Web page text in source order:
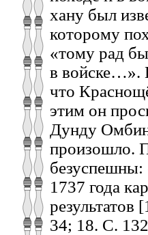
хану был
которому
«тому рад
в войске…».
что
этим он
Дунду
произошло.
безуспешны:
1737 года
34; 18. С.